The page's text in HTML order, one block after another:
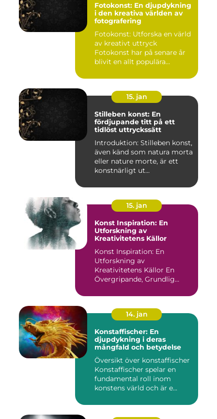
Fotokonst: En djupdykning
i den kreativa världen av
fotografering
Fotokonst: Utforska en värld
av kreativt uttryck
Fotokonst har på senare år
blivit en allt populära...
15. jan
Stilleben konst: En
fördjupande titt på ett
tidlöst uttryckssätt
Introduktion: Stilleben konst,
även känd som natura morta
eller nature morte, är ett
konstnärligt ut...
15. jan
Konst Inspiration: En
Utforskning av
Kreativitetens Källor
Konst Inspiration: En
Utforskning av
Kreativitetens Källor En
Övergripande, Grundlig
14. jan
Konstaffischer: En
djupdykning i deras
mångfald och betydelse
Översikt över konstaffischer
Konstaffischer spelar en
fundamental roll inom
konstens värld och är e...